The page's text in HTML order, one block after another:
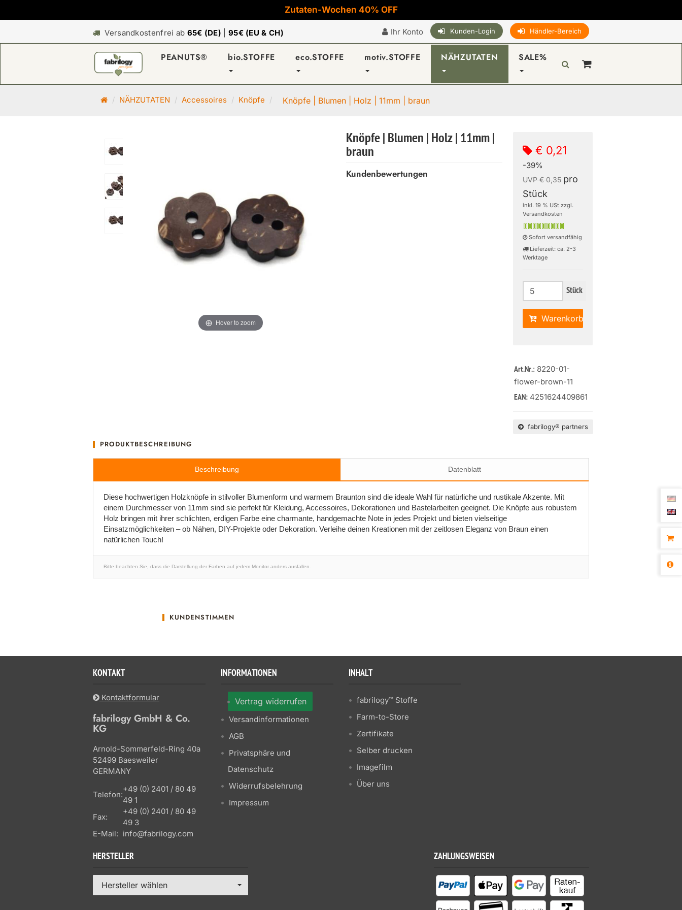
Zutaten-Wochen 40% OFF
Versandkostenfrei ab 65€ (DE) 95€ (EU & CH) Ihr Konto Kunden-Login Händler-Bereich
PEANUTS® bio.STOFFE eco.STOFFE motiv.STOFFE NÄHZUTATEN SALE%
S
t
t
NÄHZUTATEN Accessoires Knöpfe Knöpfe | Blumen | Holz | 11mm | braun
Hover to zoom
Knöpfe | Blumen | Holz | 11mm |
braun
Kundenbewertungen
€ 0,21
-39%
UVP € 0,35 pro
Stück
inkl. 19 % USt zzgl.
Versandkosten
Sofort versandfähig
Lieferzeit: ca. 2-3
Werktage
Stück
Warenkorb
Art.Nr.: 8220-01-
flower-brown-11
EAN: 4251624409861
fabrilogy® partners
PRODUKTBESCHREIBUNG
Beschreibung Datenblatt
Diese hochwertigen Holzknöpfe in stilvoller Blumenform und warmem Braunton sind die ideale Wahl für natürliche und rustikale Akzente. Mit
einem Durchmesser von 11mm sind sie perfekt für Kleidung, Accessoires, Dekorationen und Bastelarbeiten geeignet. Die Knöpfe aus robustem
Holz bringen mit ihrer schlichten, erdigen Farbe eine charmante, handgemachte Note in jedes Projekt und bieten vielseitige
Einsatzmöglichkeiten – ob Nähen, DIY-Projekte oder Dekoration. Verleihe deinen Kreationen mit der zeitlosen Eleganz von Braun einen
natürlichen Touch!
Bitte beachten Sie, dass die Darstellung der Farben auf jedem Monitor anders ausfallen.
KUNDENSTIMMEN
KONTAKT
Kontaktformular
fabrilogy GmbH & Co.
KG
Arnold-Sommerfeld-Ring 40a
52499 Baesweiler
GERMANY
Telefon:
+49 (0) 2401 / 80 49
49 1
Fax:
+49 (0) 2401 / 80 49
49 3
E-Mail: info@fabrilogy.com
INFORMATIONEN
Vertrag widerrufen
Versandinformationen
AGB
Privatsphäre und
Datenschutz
Widerrufsbelehrung
Impressum
INHALT
fabrilogy™ Stoffe
Farm-to-Store
Zertifikate
Selber drucken
Imagefilm
Über uns
HERSTELLER
Hersteller wählen
ZAHLUNGSWEISEN